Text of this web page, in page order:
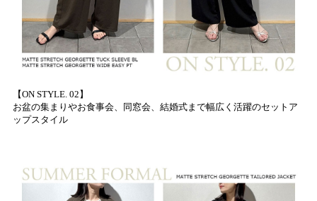
【ON STYLE. 02】
お盆の集まりやお食事会、同窓会、結婚式まで幅広く活躍のセットア
ップスタイル